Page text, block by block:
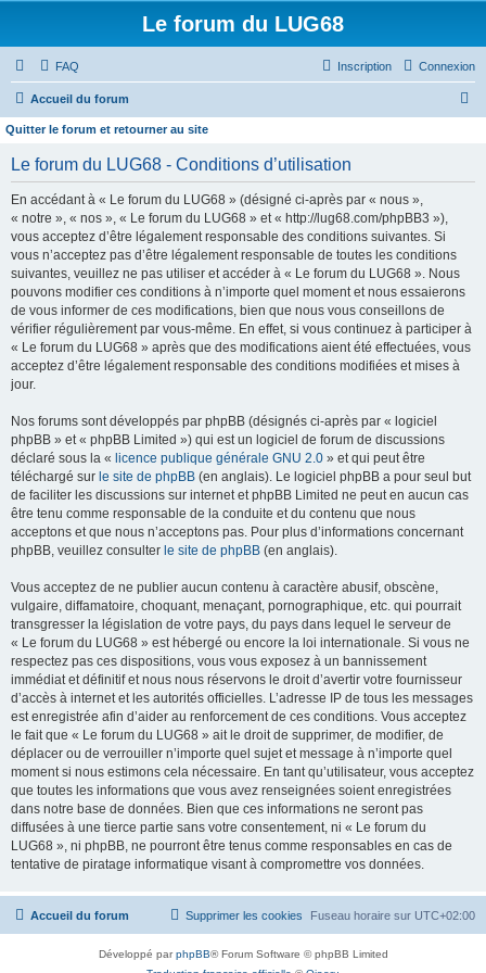
Le forum du LUG68
FAQ Connexion
Inscription
Accueil du forum
Quitter le forum et retourner au site
Le forum du LUG68 - Conditions d’utilisation
En accédant à « Le forum du LUG68 » (désigné ci-après par « nous »,
« notre », « nos », « Le forum du LUG68 » et « http://lug68.com/phpBB3 »),
vous acceptez d’être légalement responsable des conditions suivantes. Si
vous n’acceptez pas d’être légalement responsable de toutes les conditions
suivantes, veuillez ne pas utiliser et accéder à « Le forum du LUG68 ». Nous
pouvons modifier ces conditions à n’importe quel moment et nous essaierons
de vous informer de ces modifications, bien que nous vous conseillons de
vérifier régulièrement par vous-même. En effet, si vous continuez à participer à
« Le forum du LUG68 » après que des modifications aient été effectuées, vous
acceptez d’être légalement responsable des conditions modifiées et mises à
jour.
Nos forums sont développés par phpBB (désignés ci-après par « logiciel
phpBB » et « phpBB Limited ») qui est un logiciel de forum de discussions
déclaré sous la « licence publique générale GNU 2.0 » et qui peut être
téléchargé sur le site de phpBB (en anglais). Le logiciel phpBB a pour seul but
de faciliter les discussions sur internet et phpBB Limited ne peut en aucun cas
être tenu comme responsable de la conduite et du contenu que nous
acceptons et que nous n’acceptons pas. Pour plus d’informations concernant
phpBB, veuillez consulter le site de phpBB (en anglais).
Vous acceptez de ne publier aucun contenu à caractère abusif, obscène,
vulgaire, diffamatoire, choquant, menaçant, pornographique, etc. qui pourrait
transgresser la législation de votre pays, du pays dans lequel le serveur de
« Le forum du LUG68 » est hébergé ou encore la loi internationale. Si vous ne
respectez pas ces dispositions, vous vous exposez à un bannissement
immédiat et définitif et nous nous réservons le droit d’avertir votre fournisseur
d’accès à internet et les autorités officielles. L’adresse IP de tous les messages
est enregistrée afin d’aider au renforcement de ces conditions. Vous acceptez
le fait que « Le forum du LUG68 » ait le droit de supprimer, de modifier, de
déplacer ou de verrouiller n’importe quel sujet et message à n’importe quel
moment si nous estimons cela nécessaire. En tant qu’utilisateur, vous acceptez
que toutes les informations que vous avez renseignées soient enregistrées
dans notre base de données. Bien que ces informations ne seront pas
diffusées à une tierce partie sans votre consentement, ni « Le forum du
LUG68 », ni phpBB, ne pourront être tenus comme responsables en cas de
tentative de piratage informatique visant à compromettre vos données.
Accueil du forum Fuseau horaire sur UTC+02:00
Supprimer les cookies
Développé parphpBB® Forum Software © phpBB Limited